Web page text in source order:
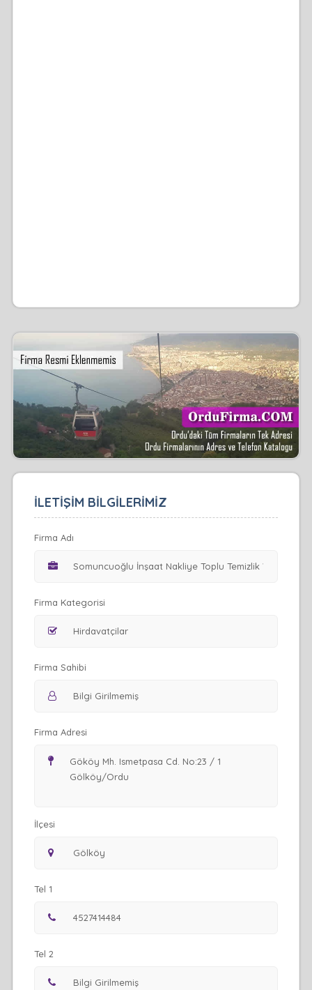
İLETİŞİM BİLGİLERİMİZ
Firma Adı
Firma Kategorisi
Firma Sahibi
Firma Adresi
İlçesi
Tel 1
Tel 2